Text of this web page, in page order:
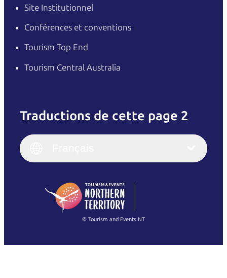
Site Institutionnel
Conférences et conventions
Tourism Top End
Tourism Central Australia
Traductions de cette page 2
English
(Singapore)
Français
Italiano
繁體中文
© Tourism and Events NT